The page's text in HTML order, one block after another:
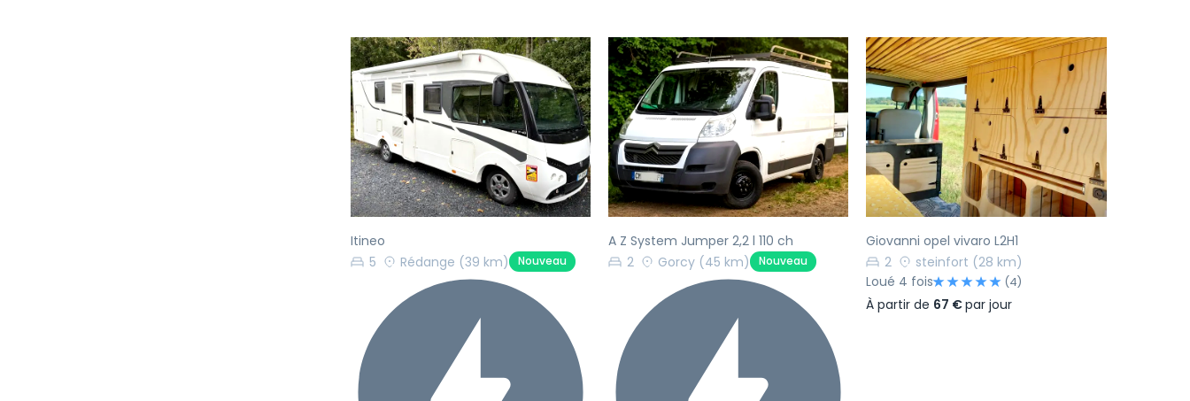
Précédent Suivant
Itineo
5
Rédange (39 km) Nouveau
Précédent Suivant
A Z System Jumper 2,2 l 110 ch
2
Gorcy (45 km) Nouveau
Précédent Suivant
Giovanni opel vivaro L2H1
2
steinfort (28 km)
Loué 4 fois
(4)
À partir de 67 €par jour